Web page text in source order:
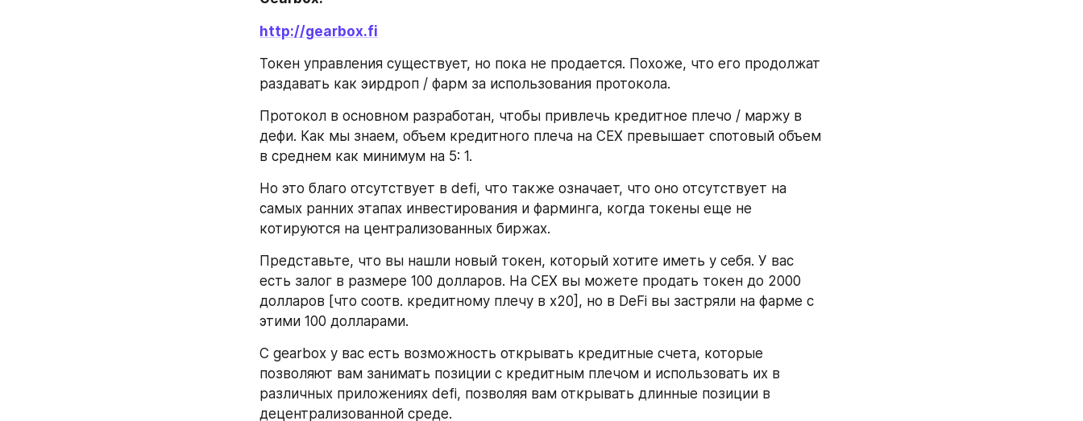
http://gearbox.fi
Токен управления существует, но пока не продается. Похоже, что его продолжат
раздавать как эирдроп / фарм за использования протокола.
Протокол в основном разработан, чтобы привлечь кредитное плечо / маржу в
дефи. Как мы знаем, объем кредитного плеча на CEX превышает спотовый объем
в среднем как минимум на 5: 1.
Но это благо отсутствует в defi, что также означает, что оно отсутствует на
самых ранних этапах инвестирования и фарминга, когда токены еще не
котируются на централизованных биржах.
Представьте, что вы нашли новый токен, который хотите иметь у себя. У вас
есть залог в размере 100 долларов. На CEX вы можете продать токен до 2000
долларов [что соотв. кредитному плечу в х20], но в DeFi вы застряли на фарме с
этими 100 долларами.
С gearbox у вас есть возможность открывать кредитные счета, которые
позволяют вам занимать позиции с кредитным плечом и использовать их в
различных приложениях defi, позволяя вам открывать длинные позиции в
децентрализованной среде.